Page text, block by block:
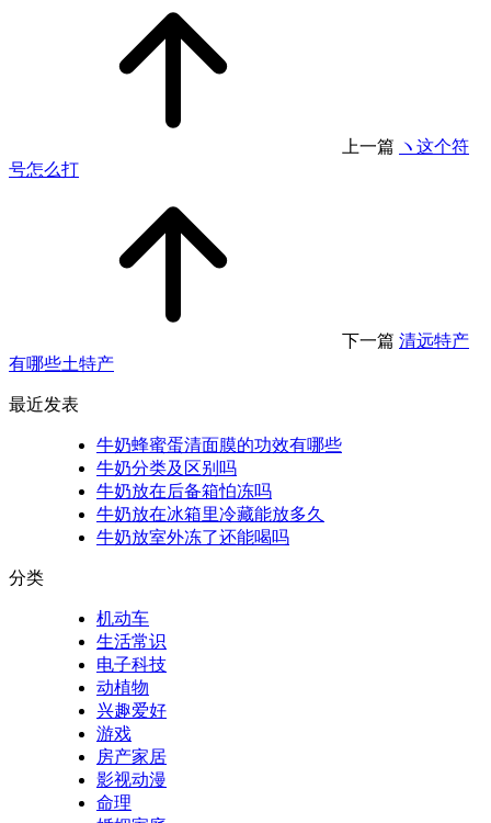
上一篇 ヽ这个符
号怎么打
下一篇 清远特产
有哪些土特产
最近发表
牛奶蜂蜜蛋清面膜的功效有哪些
牛奶分类及区别吗
牛奶放在后备箱怕冻吗
牛奶放在冰箱里冷藏能放多久
牛奶放室外冻了还能喝吗
分类
机动车
生活常识
电子科技
动植物
兴趣爱好
游戏
房产家居
影视动漫
命理